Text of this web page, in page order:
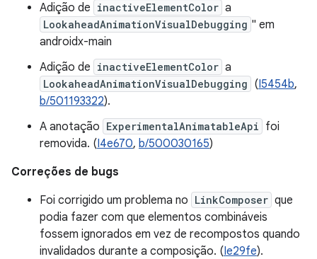
Adição de inactiveElementColor a
LookaheadAnimationVisualDebugging " em
androidx-main
Adição de inactiveElementColor a
LookaheadAnimationVisualDebugging (I5454b,
b/501193322).
A anotação ExperimentalAnimatableApi foi
removida. (I4e670, b/500030165)
Correções de bugs
Foi corrigido um problema no LinkComposer que
podia fazer com que elementos combináveis
fossem ignorados em vez de recompostos quando
invalidados durante a composição. (Ie29fe).